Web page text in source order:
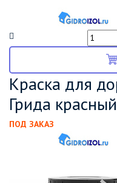
Краска для
Грида
ПОД ЗАКАЗ